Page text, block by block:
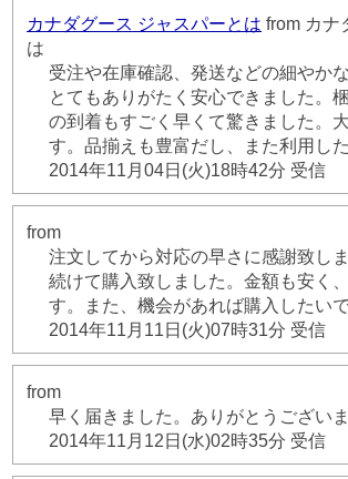
カナダグース ジャスパーとは from カナ
は
受注や在庫確認、発送などの細やか
とてもありがたく安心できました。
の到着もすごく早くて驚きました。
す。品揃えも豊富だし、また利用し
2014年11月04日(火)18時42分 受信
from
注文してから対応の早さに感謝致し
続けて購入致しました。金額も安く
す。また、機会があれば購入したい
2014年11月11日(火)07時31分 受信
from
早く届きました。ありがとうござい
2014年11月12日(水)02時35分 受信